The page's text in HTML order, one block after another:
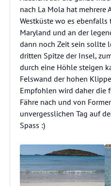
nach La Mola hat mehrere
Westküste wo es
Maryland und an der
dann noch Zeit sein sollte
dritten Spitze der Insel,
durch eine Höhle steigen
Felswand der hohen
Empfohlen wird daher die
Fähre nach und von
unvergesslichen Tag auf
Spass :)